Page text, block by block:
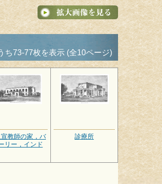
ち73-77枚を表示 (全10ページ)
教師の家，バ
リー，インド
診療所